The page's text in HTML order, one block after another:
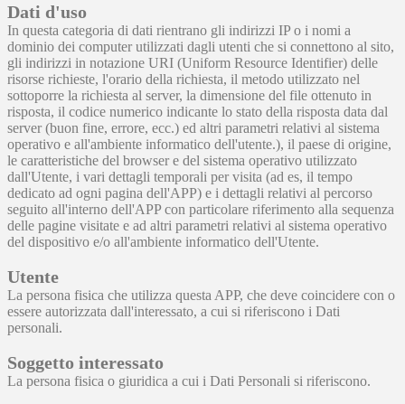
Dati d'uso
In questa categoria di dati rientrano gli indirizzi IP o i nomi a
dominio dei computer utilizzati dagli utenti che si connettono al sito,
gli indirizzi in notazione URI (Uniform Resource Identifier) delle
risorse richieste, l'orario della richiesta, il metodo utilizzato nel
sottoporre la richiesta al server, la dimensione del file ottenuto in
risposta, il codice numerico indicante lo stato della risposta data dal
server (buon fine, errore, ecc.) ed altri parametri relativi al sistema
operativo e all'ambiente informatico dell'utente.), il paese di origine,
le caratteristiche del browser e del sistema operativo utilizzato
dall'Utente, i vari dettagli temporali per visita (ad es, il tempo
dedicato ad ogni pagina dell'APP) e i dettagli relativi al percorso
seguito all'interno dell'APP con particolare riferimento alla sequenza
delle pagine visitate e ad altri parametri relativi al sistema operativo
del dispositivo e/o all'ambiente informatico dell'Utente.
Utente
La persona fisica che utilizza questa APP, che deve coincidere con o
essere autorizzata dall'interessato, a cui si riferiscono i Dati
personali.
Soggetto interessato
La persona fisica o giuridica a cui i Dati Personali si riferiscono.